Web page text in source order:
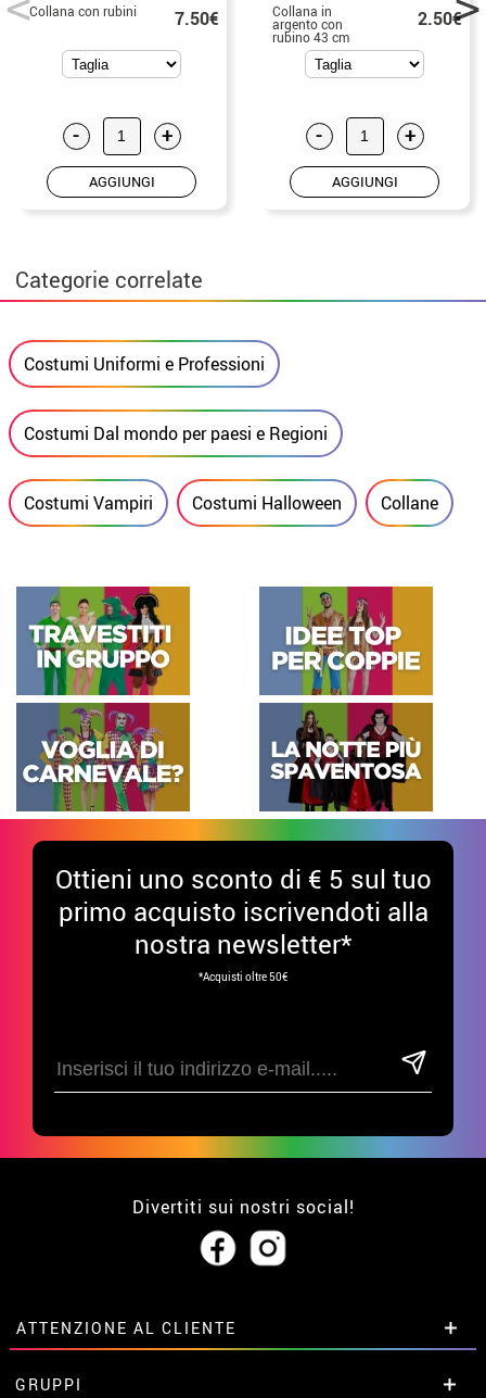
Collana con rubini 7.50€
- +
AGGIUNGI
Collana in
argento con
rubino 43 cm
2.50€
- +
AGGIUNGI
Categorie correlate
Costumi Uniformi e Professioni
Costumi Dal mondo per paesi e Regioni
Costumi Vampiri Costumi Halloween Collane
Ottieni uno sconto di € 5 sul tuo
primo acquisto iscrivendoti alla
nostra newsletter*
*Acquisti oltre 50€
Divertiti sui nostri social!
ATTENZIONE AL CLIENTE
• Su di noi
GRUPPI